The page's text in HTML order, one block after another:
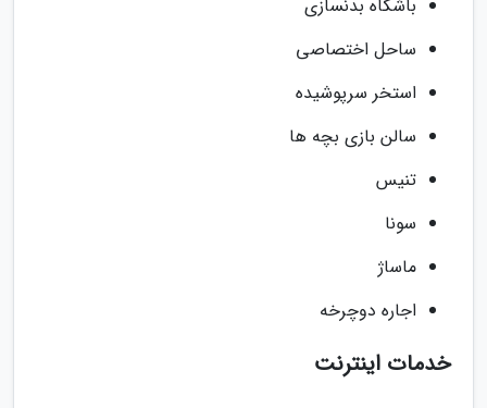
باشگاه بدنسازی
ساحل اختصاصی
استخر سرپوشیده
سالن بازی بچه ها
تنیس
سونا
ماساژ
اجاره دوچرخه
خدمات اینترنت